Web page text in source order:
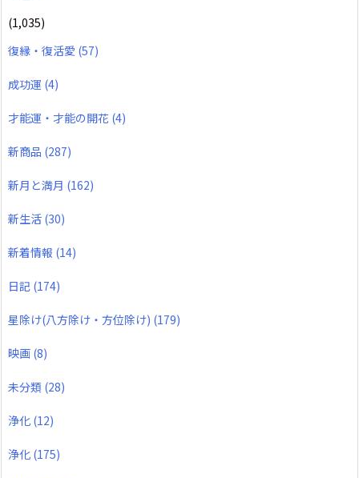
(1,035)
復縁・復活愛 (57)
成功運 (4)
才能運・才能の開花 (4)
新商品 (287)
新月と満月 (162)
新生活 (30)
新着情報 (14)
日記 (174)
星除け(八方除け・方位除け) (179)
映画 (8)
未分類 (28)
浄化 (12)
浄化 (175)